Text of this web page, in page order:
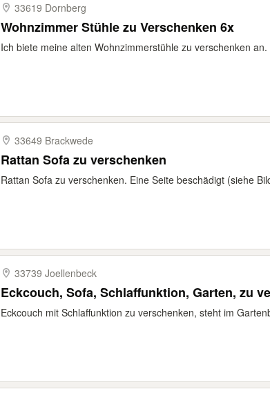
33619 Dornberg
Wohnzimmer Stühle zu Verschenken 6x
Ich biete meine alten Wohnzimmerstühle zu verschenken
33649 Brackwede
Rattan Sofa zu verschenken
Rattan Sofa zu verschenken. Eine Seite beschädigt (siehe
33739 Joellenbeck
Eckcouch, Sofa,
Eckcouch mit Schlaffunktion zu verschenken, steht im